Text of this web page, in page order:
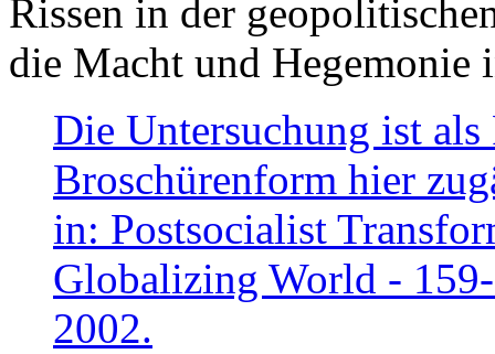
Rissen in der
die Macht und Hegemonie
Die Untersuchung ist
Broschürenform hier
in: Postsocialist
Globalizing World -
2002.